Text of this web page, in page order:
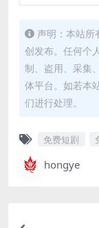
声明：本站所
创发布。任何个
制、盗用、采集
体平台。如若本
们进行处理。
免费短剧
hongye